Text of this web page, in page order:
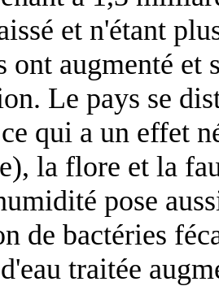
et n'étant
ont augmenté et
Le pays se
qui a un effet
la flore et la
pose
de bactéries
traitée